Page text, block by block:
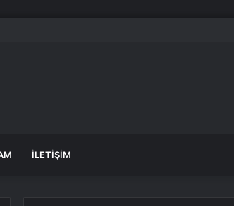
söyleyemez
İLETIŞIM